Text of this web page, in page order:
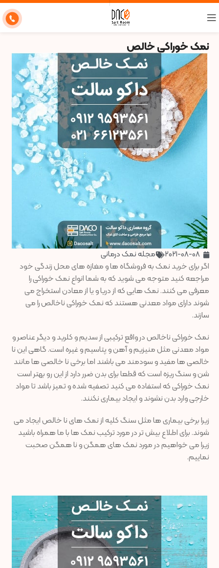
نمک خوراکی خالص
2021-08-08
مجله نمک درمانی
اگر برای خرید نمک به فروشگاه ها و مغازه های محل زندگی خود
مراجعه کنید متوجه می شوید که به شما انواع نمک خوراکی را
معرفی می کنند. نمک هایی که از دریا و یا از معادن استخراج می
شوند دارای مواد معدنی هستند که نمک خوراکی ناخالص را می
سازند.
نمک خوراکی ناخالص در واقع ترکیبی از سدیم و کلرید و دیگر عناصر و
مواد معدنی مثل منیزیم و آهن و پتاسیم و غیره است. گاهی این نا
خالصی ها مفید و سودمند می باشند اما برخی نا خالصی ها مانند
شن و سنگ ریزه است که قطعا برای بدن ضرر دارد از این رو بهتر است
نمک خوراکی که استفاده می کنید تصفیه شده و تمیز باشد تا مواد
خارجی وارد بدن نشوند و ایجاد بیماری نکنند.
زیرا برخی بیماری ها مثل سنگ کلیه از نمک های نا خالص ایجاد می
شوند. برای اطلاع بیش تر در مورد ترکیب نمک ها با ما همراه باشید
زیرا می خواهیم در مورد نمک های همگن و نا همگن صحبت
نماییم.